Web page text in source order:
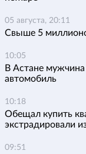
05 августа, 20:11
Свыше 5
10:05
В Астане
автомобиль
10:18
Обещал купить
экстрадировали
09:51